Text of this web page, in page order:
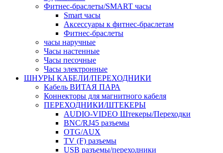
Фитнес-браслеты/SMART часы
Smart часы
Аксессуары к фитнес-браслетам
Фитнес-браслеты
часы наручные
Часы настенные
Часы песочные
Часы электронные
ШНУРЫ КАБЕЛИ/ПЕРЕХОДНИКИ
Кабель ВИТАЯ ПАРА
Коннекторы для магнитного кабеля
ПЕРЕХОДНИКИ/ШТЕКЕРЫ
AUDIO-VIDEO Штекеры/Переходки
BNC/RJ45 разъемы
OTG/AUX
TV (F) разъемы
USB разъемы/переходники